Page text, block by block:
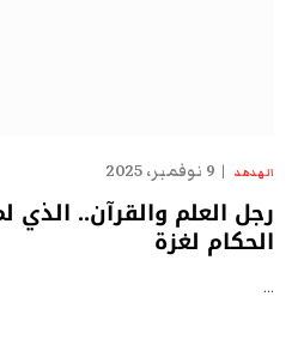
الهدهد 9 نوفمبر، 2025
رجل العلم والقرآن..
الحكام لغزة
…